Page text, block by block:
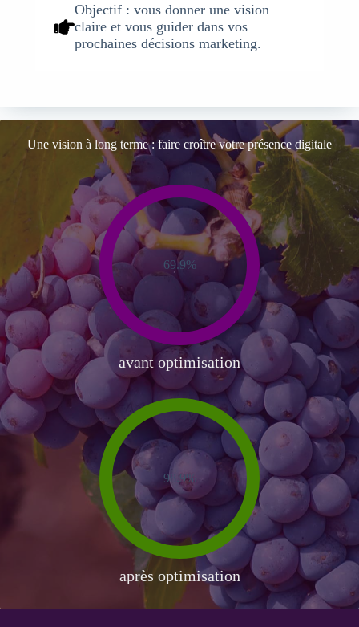
Objectif : vous donner une vision
claire et vous guider dans vos
prochaines décisions marketing.
Une vision à long terme : faire croître votre présence digitale
69.9%
avant optimisation
98.9%
après optimisation